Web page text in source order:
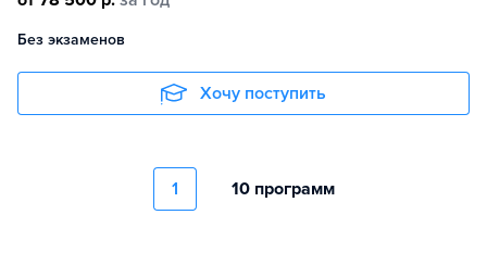
Без экзаменов
Хочу поступить
1 10 программ